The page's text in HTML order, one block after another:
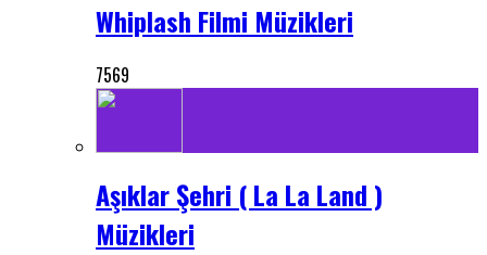
Whiplash Filmi Müzikleri
7569
Aşıklar Şehri ( La La Land )
Müzikleri